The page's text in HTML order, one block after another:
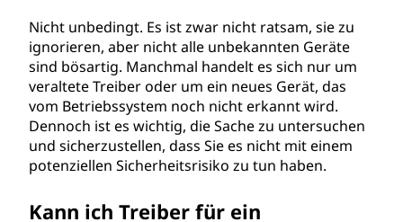
Nicht unbedingt. Es ist zwar nicht ratsam, sie zu
ignorieren, aber nicht alle unbekannten Geräte
sind bösartig. Manchmal handelt es sich nur um
veraltete Treiber oder um ein neues Gerät, das
vom Betriebssystem noch nicht erkannt wird.
Dennoch ist es wichtig, die Sache zu untersuchen
und sicherzustellen, dass Sie es nicht mit einem
potenziellen Sicherheitsrisiko zu tun haben.
Kann ich Treiber für ein